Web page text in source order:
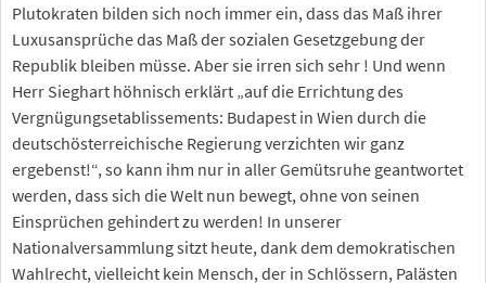
Plutokraten bilden sich noch immer ein, dass das Maß ihrer
Luxusansprüche das Maß der sozialen Gesetzgebung der
Republik bleiben müsse. Aber sie irren sich sehr ! Und wenn
Herr Sieghart höhnisch erklärt „auf die Errichtung des
Vergnügungsetablissements: Budapest in Wien durch die
deutschösterreichische Regierung verzichten wir ganz
ergebenst!“, so kann ihm nur in aller Gemütsruhe geantwortet
werden, dass sich die Welt nun bewegt, ohne von seinen
Einsprüchen gehindert zu werden! In unserer
Nationalversammlung sitzt heute, dank dem demokratischen
Wahlrecht, vielleicht kein Mensch, der in Schlössern, Palästen